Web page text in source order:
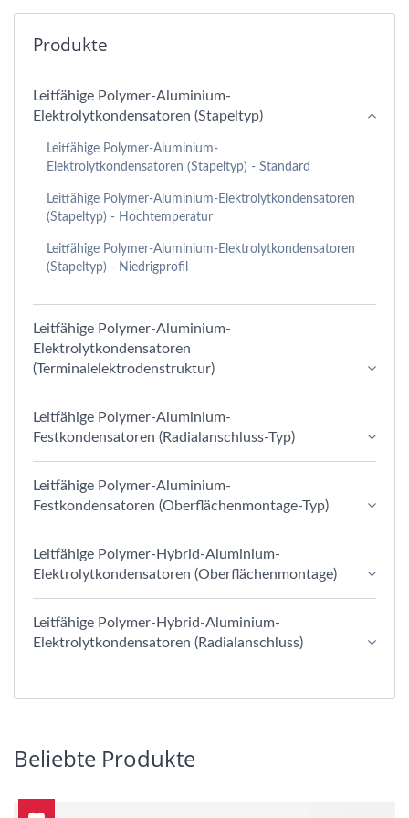
Produkte
Leitfähige Polymer-Aluminium-
Elektrolytkondensatoren (Stapeltyp)
Leitfähige Polymer-Aluminium-
Elektrolytkondensatoren (Stapeltyp) - Standard
Leitfähige Polymer-Aluminium-Elektrolytkondensatoren
(Stapeltyp) - Hochtemperatur
Leitfähige Polymer-Aluminium-Elektrolytkondensatoren
(Stapeltyp) - Niedrigprofil
Leitfähige Polymer-Aluminium-
Elektrolytkondensatoren
(Terminalelektrodenstruktur)
Leitfähige Polymer-Aluminium-
Festkondensatoren (Radialanschluss-Typ)
Leitfähige Polymer-Aluminium-
Festkondensatoren (Oberflächenmontage-Typ)
Leitfähige Polymer-Hybrid-Aluminium-
Elektrolytkondensatoren (Oberflächenmontage)
Leitfähige Polymer-Hybrid-Aluminium-
Elektrolytkondensatoren (Radialanschluss)
Beliebte Produkte